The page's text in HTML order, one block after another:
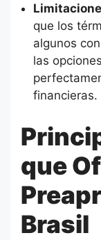
que los
algunos
las
financieras.
que
Brasil